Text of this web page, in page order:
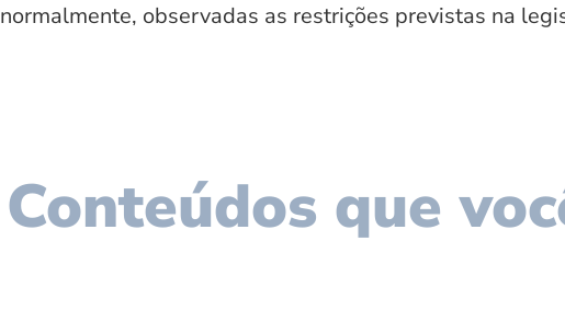
normalmente, observadas as restrições previstas na
Conteúdos que